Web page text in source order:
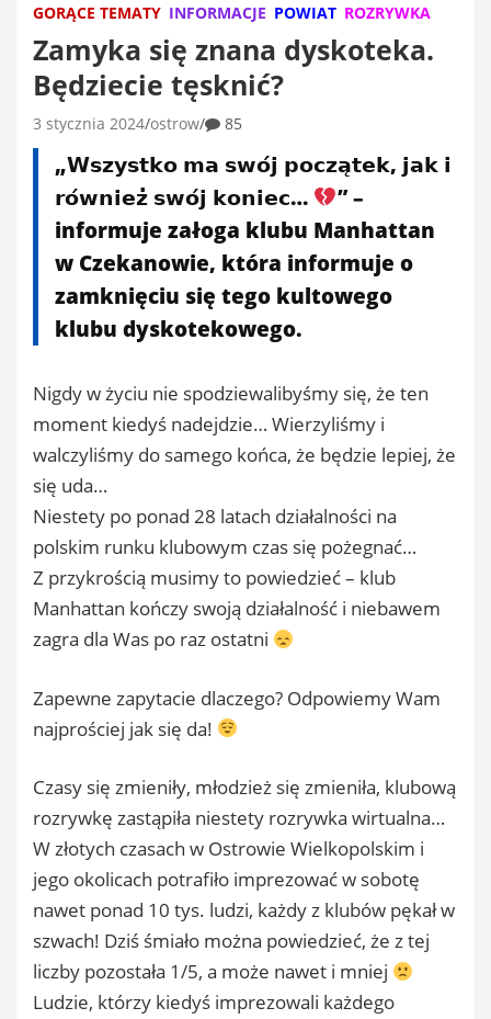
GORĄCE TEMATY INFORMACJE POWIAT ROZRYWKA
Zamyka się znana dyskoteka.
Będziecie tęsknić?
3 stycznia 2024 ostrow 85
„𝗪𝘀𝘇𝘆𝘀𝘁𝗸𝗼 𝗺𝗮 𝘀𝘄𝗼́𝗷 𝗽𝗼𝗰𝘇𝗮̨𝘁𝗲𝗸, 𝗷𝗮𝗸 𝗶
𝗿𝗼́𝘄𝗻𝗶𝗲𝘇̇ 𝘀𝘄𝗼́𝗷 𝗸𝗼𝗻𝗶𝗲𝗰…
” –
informuje załoga klubu Manhattan
w Czekanowie, która informuje o
zamknięciu się tego kultowego
klubu dyskotekowego.
Nigdy w życiu nie spodziewalibyśmy się, że ten
moment kiedyś nadejdzie… Wierzyliśmy i
walczyliśmy do samego końca, że będzie lepiej, że
się uda…
Niestety po ponad 28 latach działalności na
polskim runku klubowym czas się pożegnać…
Z przykrością musimy to powiedzieć – klub
Manhattan kończy swoją działalność i niebawem
zagra dla Was po raz ostatni
Zapewne zapytacie dlaczego? Odpowiemy Wam
najprościej jak się da!
Czasy się zmieniły, młodzież się zmieniła, klubową
rozrywkę zastąpiła niestety rozrywka wirtualna…
W złotych czasach w Ostrowie Wielkopolskim i
jego okolicach potrafiło imprezować w sobotę
nawet ponad 10 tys. ludzi, każdy z klubów pękał w
szwach! Dziś śmiało można powiedzieć, że z tej
liczby pozostała 1/5, a może nawet i mniej
Ludzie, którzy kiedyś imprezowali każdego